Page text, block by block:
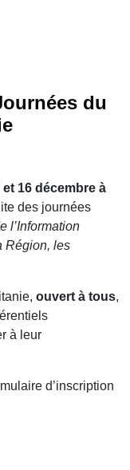
du
et 16 décembre à
des journées
l’Information
Région, les
ouvert à tous,
à leur
d’inscription